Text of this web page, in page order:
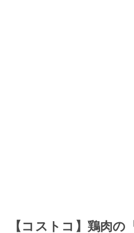
【コストコ】鶏肉